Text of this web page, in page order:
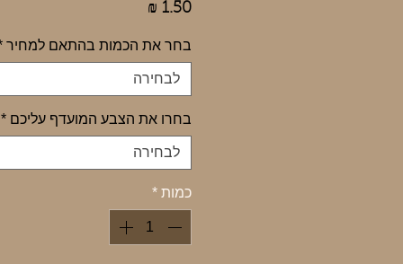
‏1.50 ‏₪
בחר את הכמות בהתאם למחיר
לבחירה
בחרו את הצבע המועדף עליכם *
לבחירה
כמות *